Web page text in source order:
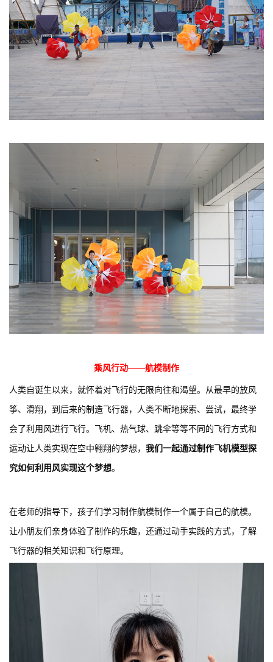
乘风行动——航模制作
人类自诞生以来，就怀着对飞行的无限向往和渴望。从最早的放风
筝、滑翔，到后来的制造飞行器，人类不断地探索、尝试，最终学
会了利用风进行飞行。飞机、热气球、跳伞等等不同的飞行方式和
运动让人类实现在空中翱翔的梦想， 我们一起通过制作飞机模型探
究如何利用风实现这个梦想。
在老师的指导下，孩子们学习制作航模制作一个属于自己的航模。
让小朋友们亲身体验了制作的乐趣，还通过动手实践的方式，了解
飞行器的相关知识和飞行原理。